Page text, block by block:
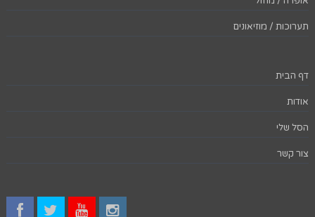
תערוכות / מוזיאונים
דף הבית
אודות
הסל שלי
צור קשר